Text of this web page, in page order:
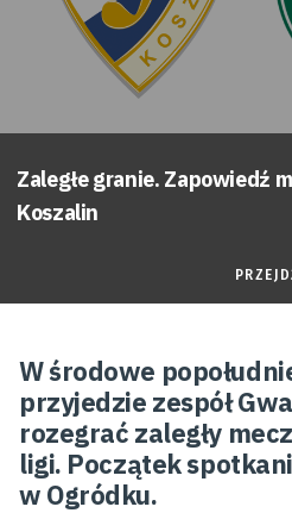
Zaległe granie. Zapowiedź
Koszalin
W środowe
przyjedzie zespół
rozegrać zaległy
ligi. Początek
w Ogródku.